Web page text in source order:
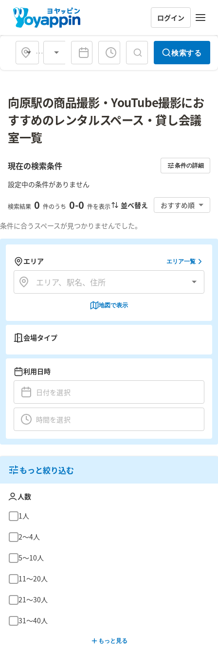
ログイン
会場タイプ 検索する
向原駅の商品撮影・YouTube撮影にお
すすめのレンタルスペース・貸し会議
室一覧
現在の検索条件 条件の詳細
設定中の条件がありません
検索結果 0 件のうち 0-0 件を表示 並べ替え おすすめ順
条件に合うスペースが見つかりませんでした。
エリア エリア一覧
地図で表示
会場タイプ
利用日時
もっと絞り込む
人数
1人
2〜4人
5〜10人
11〜20人
21〜30人
31〜40人
もっと見る